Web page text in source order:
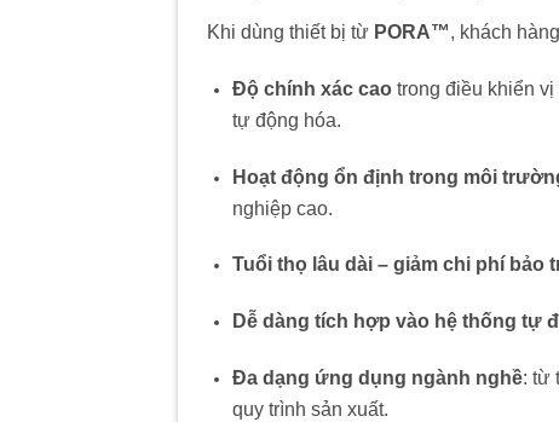
Khi dùng thiết bị từ PORA™, khách
Độ chính xác caotrong điều khiển vị
tự động hóa.
Hoạt động ổn định trong môi
nghiệp cao.
Tuổi thọ lâu dài – giảm chi phí bảo
Dễ dàng tích hợp vào hệ thống tự
Đa dạng ứng dụng ngành nghề: từ
quy trình sản xuất.